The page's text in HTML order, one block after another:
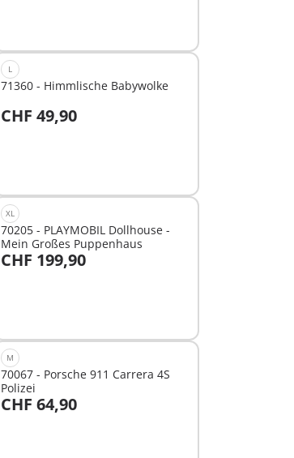
L
71360 - Himmlische Babywolke
CHF 49,90
In den Warenkorb
XL
70205 - PLAYMOBIL Dollhouse -
Mein Großes Puppenhaus
CHF 199,90
In den Warenkorb
M
70067 - Porsche 911 Carrera 4S
Polizei
CHF 64,90
In den Warenkorb